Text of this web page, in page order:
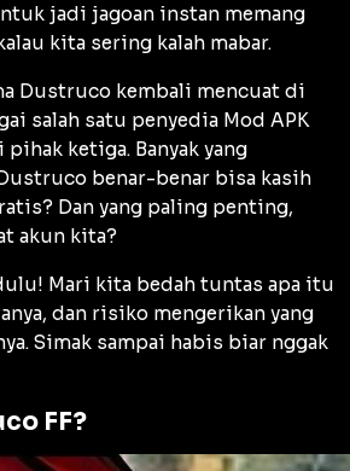
jadi jagoan instan memang
kita sering kalah mabar.
Dustruco kembali mencuat di
salah satu penyedia Mod APK
ketiga. Banyak yang
benar-benar bisa kasih
Dan yang paling penting,
akun kita?
Mari kita bedah tuntas apa itu
dan risiko mengerikan yang
Simak sampai habis biar nggak
FF?